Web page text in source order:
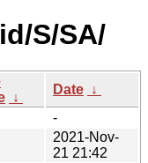
S/SA/
↓
Date ↓
-
2021-Nov-
21 21:42